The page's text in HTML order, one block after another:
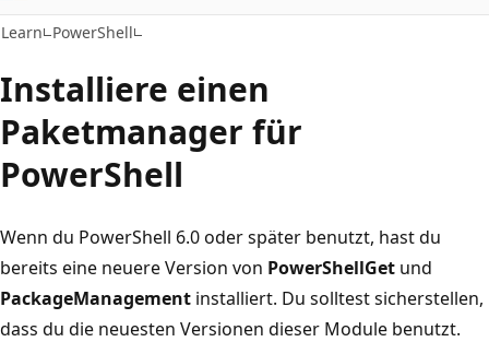
Learn PowerShell
Installiere einen
Paketmanager für
PowerShell
Wenn du PowerShell 6.0 oder später benutzt, hast du
bereits eine neuere Version von PowerShellGet und
PackageManagement installiert. Du solltest sicherstellen,
dass du die neuesten Versionen dieser Module benutzt.